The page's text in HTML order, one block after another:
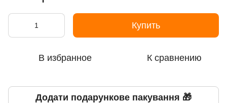
Купить
В избранное К сравнению
Додати подарункове пакування 🎁